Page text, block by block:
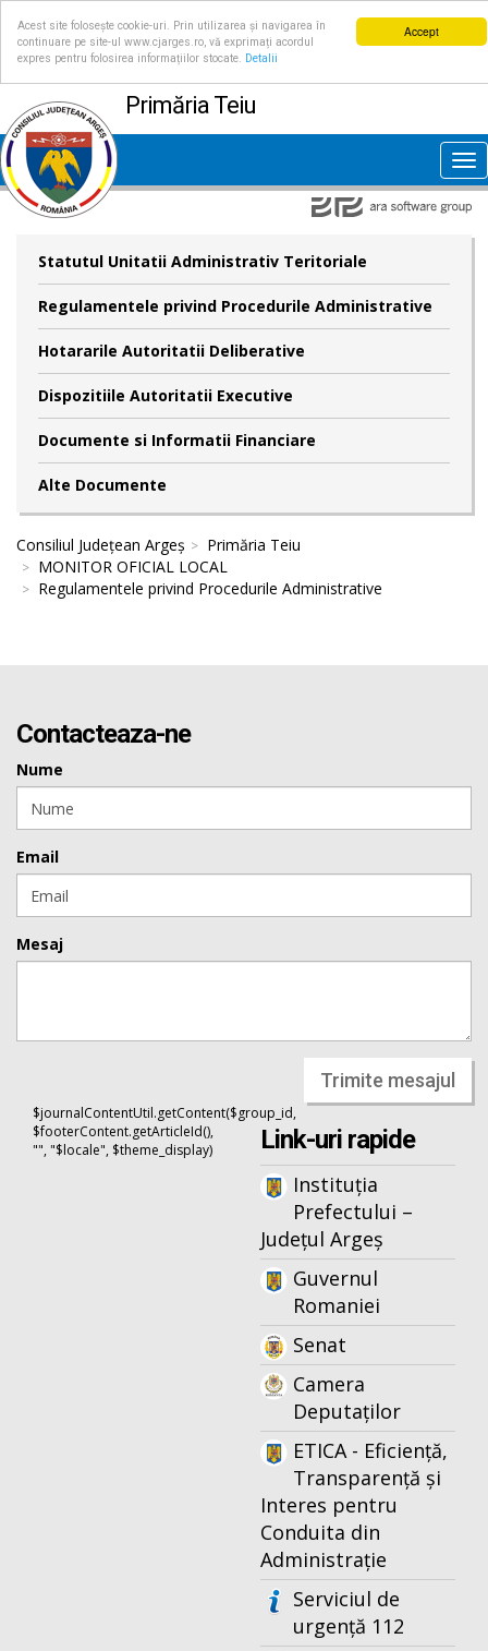
Accept
Acest site folosește cookie-uri. Prin utilizarea și navigarea în
continuare pe site-ul www.cjarges.ro, vă exprimați acordul
expres pentru folosirea informațiilor stocate.
Detalii
Primăria Teiu
Statutul Unitatii Administrativ Teritoriale
Regulamentele privind Procedurile Administrative
Hotararile Autoritatii Deliberative
Dispozitiile Autoritatii Executive
Documente si Informatii Financiare
Alte Documente
Consiliul Județean Argeș
Primăria Teiu
MONITOR OFICIAL LOCAL
Regulamentele privind Procedurile Administrative
Contacteaza-ne
Nume
Email
Mesaj
Trimite mesajul
$journalContentUtil.getContent($group_id,
$footerContent.getArticleId(),
"", "$locale", $theme_display)
Link-uri rapide
Instituția
Prefectului –
Județul Argeș
Guvernul
Romaniei
Senat
Camera
Deputaților
ETICA - Eficiență,
Transparență și
Interes pentru
Conduita din
Administrație
Serviciul de
urgență 112